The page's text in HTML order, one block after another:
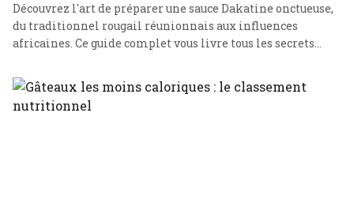
Découvrez l'art de préparer une sauce Dakatine onctueuse,
du traditionnel rougail réunionnais aux influences
africaines. Ce guide complet vous livre tous les secrets
les coups.